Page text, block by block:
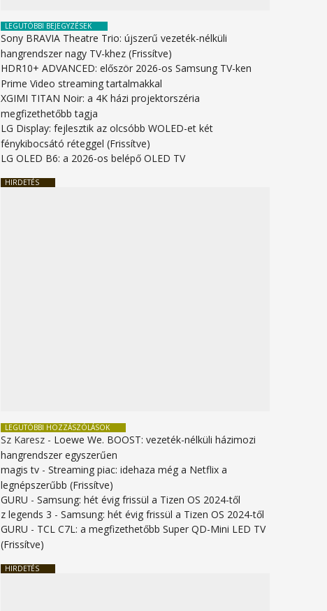
LEGUTÓBBI BEJEGYZÉSEK
Sony BRAVIA Theatre Trio: újszerű vezeték-nélküli
hangrendszer nagy TV-khez (Frissítve)
HDR10+ ADVANCED: először 2026-os Samsung TV-ken
Prime Video streaming tartalmakkal
XGIMI TITAN Noir: a 4K házi projektorszéria
megfizethetőbb tagja
LG Display: fejlesztik az olcsóbb WOLED-et két
fénykibocsátó réteggel (Frissítve)
LG OLED B6: a 2026-os belépő OLED TV
HIRDETÉS
LEGUTÓBBI HOZZÁSZÓLÁSOK
Sz Karesz - Loewe We. BOOST: vezeték-nélküli házimozi
hangrendszer egyszerűen
magis tv -Streaming piac: idehaza még a Netflix a
legnépszerűbb (Frissítve)
GURU -Samsung: hét évig frissül a Tizen OS 2024-től
z legends 3 -Samsung: hét évig frissül a Tizen OS 2024-től
GURU - TCL C7L: a megfizethetőbb Super QD-Mini LED TV
(Frissítve)
HIRDETÉS